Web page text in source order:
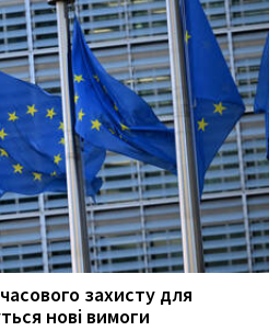
захисту для
нові вимоги